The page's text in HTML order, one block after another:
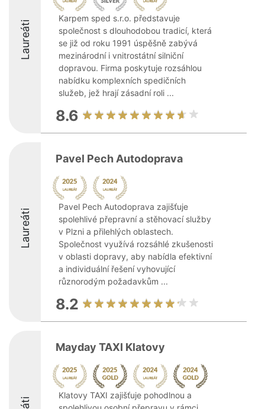
Laureáti
Karpem sped s.r.o. představuje
společnost s dlouhodobou tradicí, která
se již od roku 1991 úspěšně zabývá
mezinárodní i vnitrostátní silniční
dopravou. Firma poskytuje rozsáhlou
nabídku komplexních spedičních
služeb, jež hrají zásadní roli ...
8.6
Laureáti
Pavel Pech Autodoprava
Pavel Pech Autodoprava zajišťuje
spolehlivé přepravní a stěhovací služby
v Plzni a přilehlých oblastech.
Společnost využívá rozsáhlé zkušenosti
v oblasti dopravy, aby nabídla efektivní
a individuální řešení vyhovující
různorodým požadavkům ...
8.2
Mayday TAXI Klatovy
Klatovy TAXI zajišťuje pohodlnou a